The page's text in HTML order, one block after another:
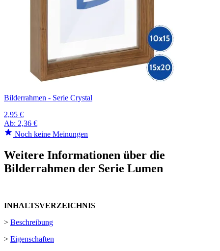
Bilderrahmen - Serie Crystal
2,95 €
Ab: 2,36 €
Noch keine Meinungen
Weitere Informationen über die
Bilderrahmen der Serie Lumen
INHALTSVERZEICHNIS
> Beschreibung
> Eigenschaften